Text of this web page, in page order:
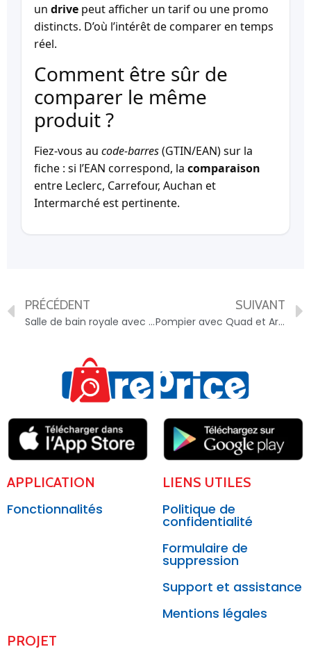
un drive peut afficher un tarif ou une promo
distincts. D’où l’intérêt de comparer en temps
réel.
Comment être sûr de
comparer le même
produit ?
Fiez-vous au code-barres(GTIN/EAN) sur la
fiche : si l’EAN correspond, la comparaison
entre Leclerc, Carrefour, Auchan et
Intermarché est pertinente.
PRÉCÉDENT
Salle de bain royale avec princesse PLAYMOBIL – 4008789718501
SUIVANT
Pompier avec Quad et Arbustes Enflammés PLAYMOBIL – 4008789718259
APPLICATION
Fonctionnalités
LIENS UTILES
Politique de
confidentialité
Formulaire de
suppression
Support et assistance
Mentions légales
PROJET